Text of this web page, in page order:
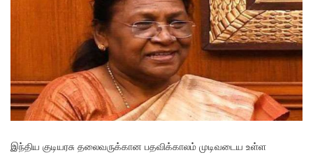
இந்திய குடியரசு தலைவருக்கான பதவிக்காலம் முடிவடைய உள்ள